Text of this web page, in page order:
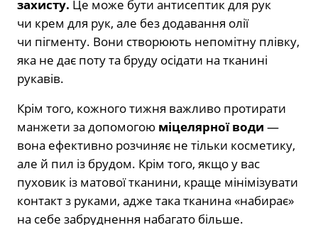
захисту. Це може бути антисептик для рук
чи крем для рук, але без додавання олії
чи пігменту. Вони створюють непомітну плівку,
яка не дає поту та бруду осідати на тканині
рукавів.
Крім того, кожного тижня важливо протирати
манжети за допомогою міцелярної води —
вона ефективно розчиняє не тільки косметику,
але й пил із брудом. Крім того, якщо у вас
пуховик із матової тканини, краще мінімізувати
контакт з руками, адже така тканина «набирає»
на себе забруднення набагато більше.